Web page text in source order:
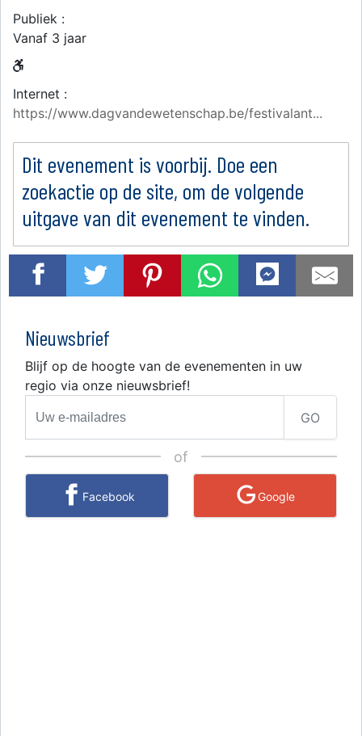
Publiek :
Vanaf 3 jaar
Internet :
https://www.dagvandewetenschap.be/festivalant...
Dit evenement is voorbij. Doe een
zoekactie op de site, om de volgende
uitgave van dit evenement te vinden.
Nieuwsbrief
Blijf op de hoogte van de evenementen in uw
regio via onze nieuwsbrief!
GO
of
Facebook Google